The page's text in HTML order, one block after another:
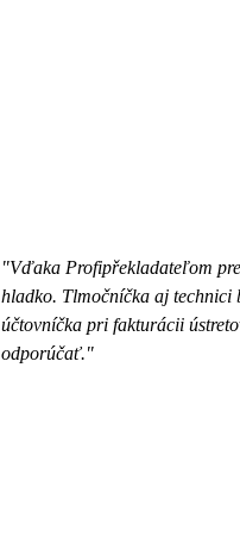
"Vďaka Profipřekladateľom
hladko. Tlmočníčka aj
účtovníčka pri fakturácii
odporúčať."